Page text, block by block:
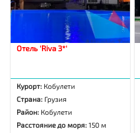
Отель 'Riva 3*'
Курорт: Кобулети
Страна: Грузия
Район: Кобулети
Расстояние до моря:150 м